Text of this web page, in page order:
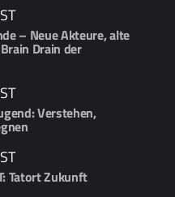
– Neue Akteure, alte
Drain der
Verstehen,
Tatort Zukunft